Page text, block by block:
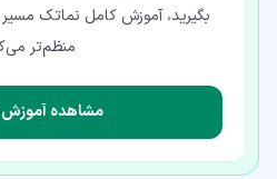
بگیرید، آموزش کامل نماتک مسیر
منظم‌تر
مشاهده آموزش